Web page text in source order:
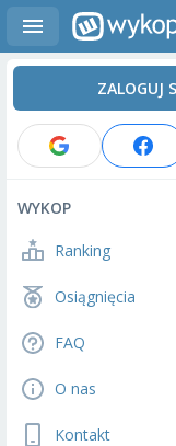
ZALOGUJ
WYKOP
Ranking
Osiągnięcia
FAQ
O nas
Kontakt